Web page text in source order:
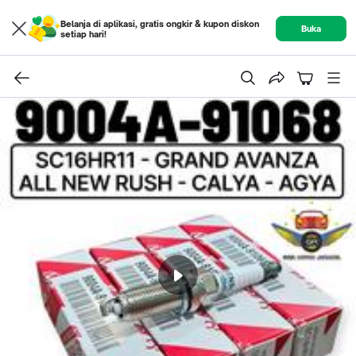
Belanja di aplikasi, gratis ongkir & kupon diskon
setiap hari!
Buka